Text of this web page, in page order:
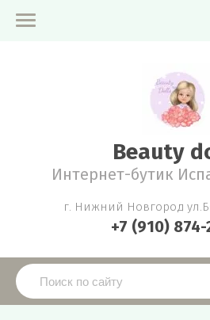
Beauty
Интернет-бутик
г. Нижний Новгород
+7 (910) 874-